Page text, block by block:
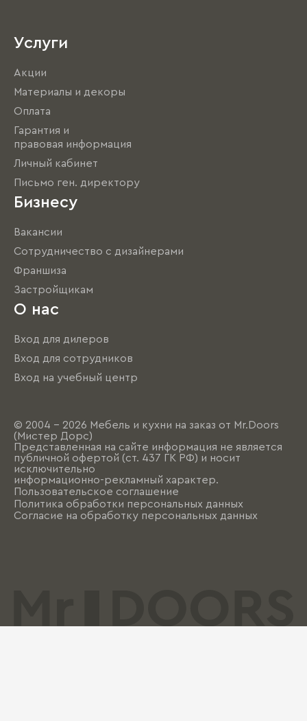
Услуги
Акции
Материалы и декоры
Оплата
Гарантия и
правовая информация
Личный кабинет
Письмо ген. директору
Бизнесу
Вакансии
Сотрудничество с дизайнерами
Франшиза
Застройщикам
О нас
Вход для дилеров
Вход для сотрудников
Вход на учебный центр
© 2004 - 2026 Мебель и кухни на заказ от Mr.Doors
(Мистер Дорс)
Представленная на сайте информация не является
публичной офертой (ст. 437 ГК РФ) и носит
исключительно
информационно-рекламный характер.
Пользовательское соглашение
Политика обработки персональных данных
Согласие на обработку персональных данных